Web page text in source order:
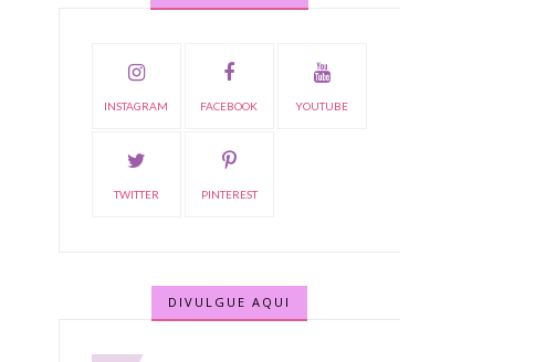
INSTAGRAM FACEBOOK YOUTUBE
TWITTER PINTEREST
DIVULGUE AQUI